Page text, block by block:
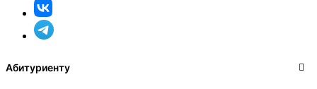
Абитуриенту